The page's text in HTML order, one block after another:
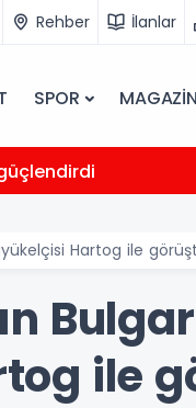
Rehber İlanlar
SPOR MAGAZİN
Hartog ile
ile